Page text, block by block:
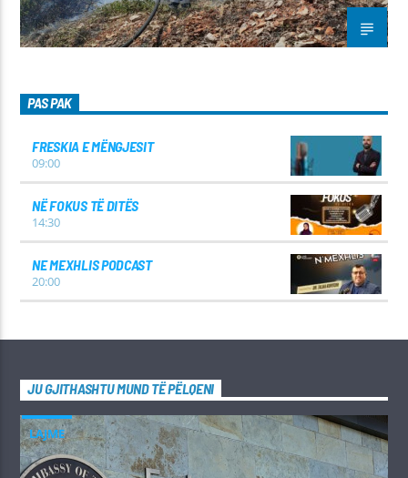
PAS PAK
FRESKIA E MËNGJESIT
09:00
NË FOKUS TË DITËS
14:30
NE MEXHLIS PODCAST
20:00
JU GJITHASHTU MUND TË PËLQENI
LAJME